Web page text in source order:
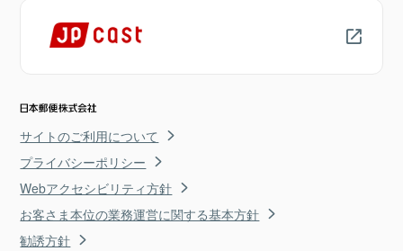
サイトのご利用について
プライバシーポリシー
Webアクセシビリティ方針
お客さま本位の業務運営に関する基本方針
勧誘方針